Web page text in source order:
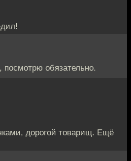
посмотрю обязательно.
дорогой товарищ. Ещё